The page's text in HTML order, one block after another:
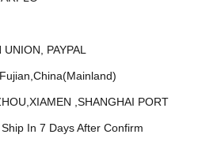
PAYPAL
Fujian,China(Mainland)
,SHANGHAI PORT
Ship In 7 Days After Confirm